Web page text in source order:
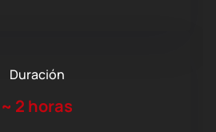
Duración
~ 2 horas